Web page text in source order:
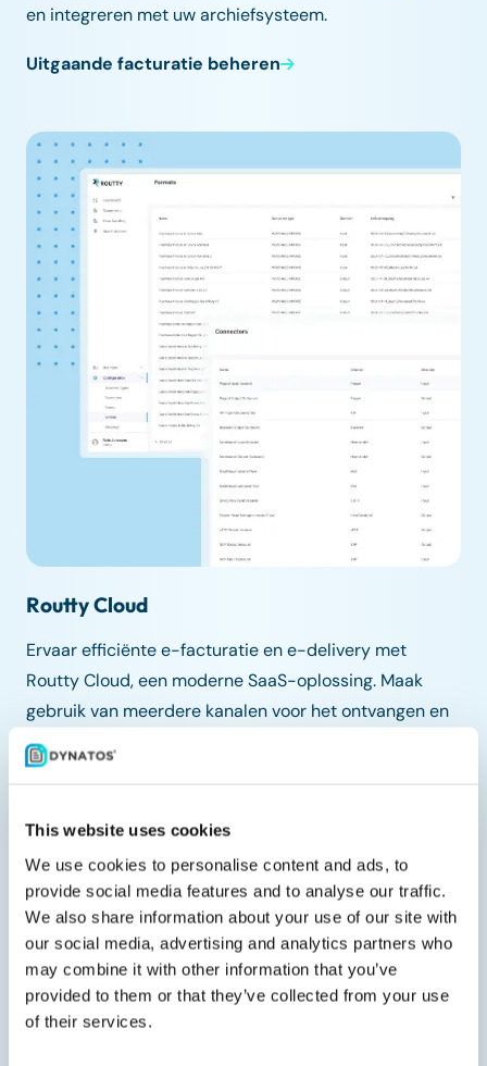
This website uses cookies
We use cookies to personalise content and ads, to
provide social media features and to analyse our traffic.
We also share information about your use of our site with
our social media, advertising and analytics partners who
may combine it with other information that you’ve
provided to them or that they’ve collected from your use
of their services.
en integreren met uw archiefsysteem.
Uitgaande facturatie beheren
Routty Cloud
Ervaar efficiënte e-facturatie en e-delivery met
Routty Cloud, een moderne SaaS-oplossing. Maak
gebruik van meerdere kanalen voor het ontvangen en
verzenden van e-facturen, waaronder standaarden
zoals UBL en Peppol BIS, NemHandel, ZUGFeRD en
facturatiediensten voor diverse overheidsportalen en
internationale regelgeving.
E-facturatie in de cloud